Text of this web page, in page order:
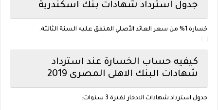
جدول استرداد شهادات بنك اسكندرية
خسارة 1% من سعر العائد الأصلي المتفق عليه السنة الثالثة.
كيفيه حساب الخسارة عند استرداد
شهادات البنك الاهلى المصرى 2019
جدول استرداد شهادات الادخار لفترة 3 سنوات: